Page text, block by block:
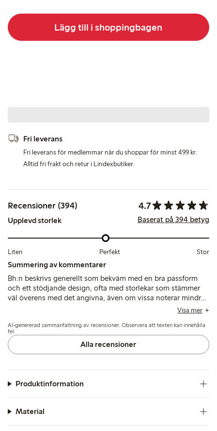
Lägg till i shoppingbagen
Fri leverans
Fri leverans för medlemmar när du shoppar för minst 499 kr.
Alltid fri frakt och retur i Lindexbutiker.
Recensioner (394) 4.7
Upplevd storlek Baserat på 394 betyg
Liten Perfekt Stor
Summering av kommentarer
Bh:n beskrivs generellt som bekväm med en bra passform
och ett stödjande design, ofta med storlekar som stämmer
väl överens med det angivna, även om vissa noterar mindre
kupor eller kortare band. Tyget är mjukt och behagligt mot
formhållning, medan några problem som nämns är att
banden glider och hållbarheten på bygeln.
Visa mer
AI-genererad sammanfattning av recensioner. Observera att texten kan innehålla
fel.
Alla recensioner
Produktinformation
Material